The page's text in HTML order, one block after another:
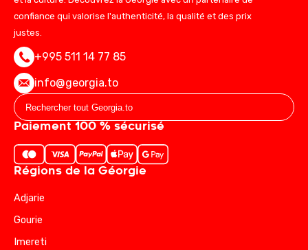
confiance qui valorise l'authenticité, la qualité et des prix
justes.
+995 511 14 77 85
info@georgia.to
Paiement 100 % sécurisé
Régions de la Géorgie
Adjarie
Gourie
Imereti